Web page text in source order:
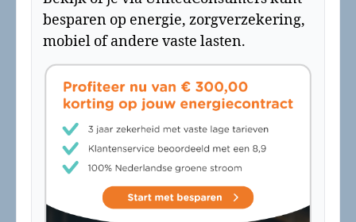
besparen op energie, zorgverzekering,
mobiel of andere vaste lasten.